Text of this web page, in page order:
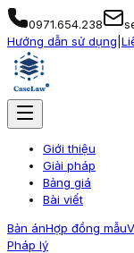
0971.654.238
Hướng dẫn sử dụng
Giới thiệu
Giải pháp
Bảng giá
Bài viết
Bản ánHợp đồng mẫu
Pháp lý